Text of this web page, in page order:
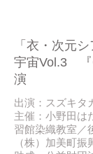
「衣・次元
宇宙Vol.3 『
演
出演：スズキタ
主催：小野田は
習館染織教室／
（株）加美町振